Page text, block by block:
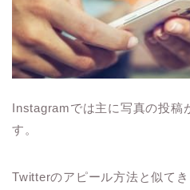
Instagramでは主に写真の投稿
す。
Twitterのアピール方法と似て